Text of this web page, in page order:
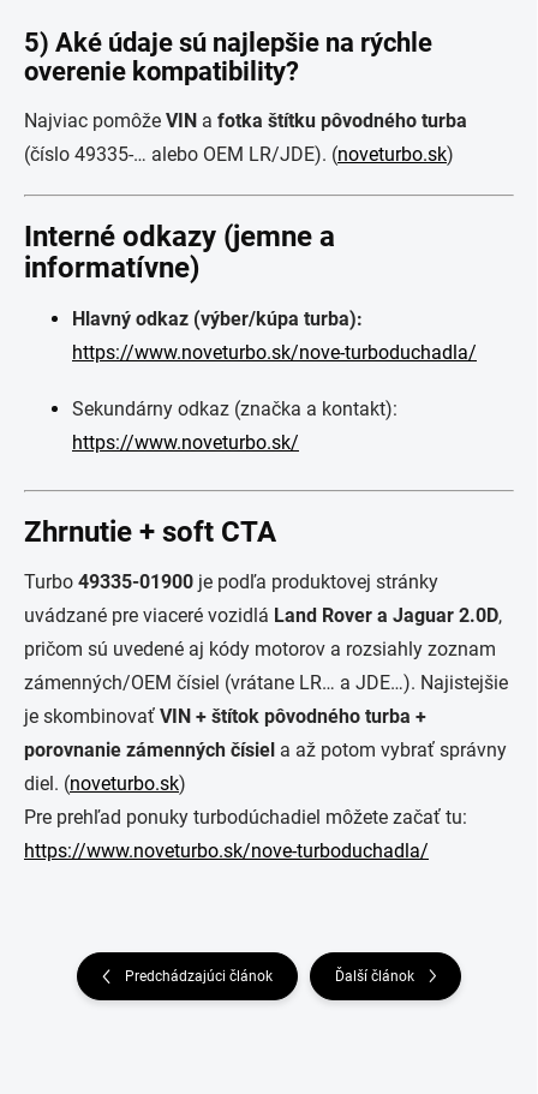
5) Aké údaje sú najlepšie na rýchle
overenie kompatibility?
Najviac pomôže VIN a fotka štítku pôvodného turba
(číslo 49335-… alebo OEM LR/JDE). (noveturbo.sk)
Interné odkazy (jemne a
informatívne)
Hlavný odkaz (výber/kúpa turba):
https://www.noveturbo.sk/nove-turboduchadla/
Sekundárny odkaz (značka a kontakt):
https://www.noveturbo.sk/
Zhrnutie + soft CTA
Turbo 49335-01900 je podľa produktovej stránky
uvádzané pre viaceré vozidlá Land Rover a Jaguar 2.0D,
pričom sú uvedené aj kódy motorov a rozsiahly zoznam
zámenných/OEM čísiel (vrátane LR… a JDE…). Najistejšie
je skombinovať VIN + štítok pôvodného turba +
porovnanie zámenných čísiel a až potom vybrať správny
diel. (noveturbo.sk)
Pre prehľad ponuky turbodúchadiel môžete začať tu:
https://www.noveturbo.sk/nove-turboduchadla/
Predchádzajúci článok Ďalší článok